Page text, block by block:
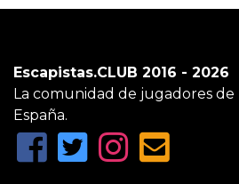
Escapistas.CLUB 2016 - 2026
La comunidad de jugadores de
España.